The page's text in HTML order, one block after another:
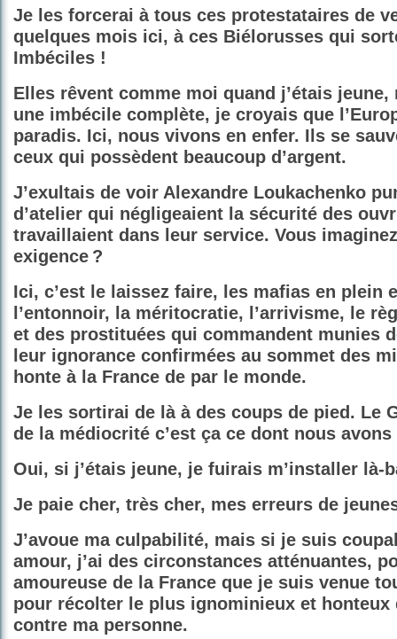
Je les forcerai à tous ces protestataires de
quelques mois ici, à ces Biélorusses qui
Imbéciles !
Elles rêvent comme moi quand j’étais jeune,
une imbécile complète, je croyais que
paradis. Ici, nous vivons en enfer. Ils se
ceux qui possèdent beaucoup d’argent.
J’exultais de voir Alexandre Loukachenko
d’atelier qui négligeaient la sécurité des
travaillaient dans leur service. Vous
exigence ?
Ici, c’est le laissez faire, les mafias en plein
l’entonnoir, la méritocratie, l’arrivisme, le
et des prostituées qui commandent munies
leur ignorance confirmées au sommet des
honte à la France de par le monde.
Je les sortirai de là à des coups de pied. Le
de la médiocrité c’est ça ce dont nous
Oui, si j’étais jeune, je fuirais m’installer là-
Je paie cher, très cher, mes erreurs de
J’avoue ma culpabilité, mais si je suis
amour, j’ai des circonstances atténuantes,
amoureuse de la France que je suis venue
pour récolter le plus ignominieux et honteux
contre ma personne.